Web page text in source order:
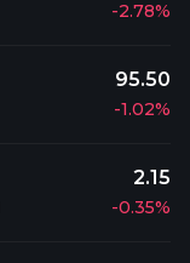
-2.78%
95.50
-1.02%
2.15
-0.35%